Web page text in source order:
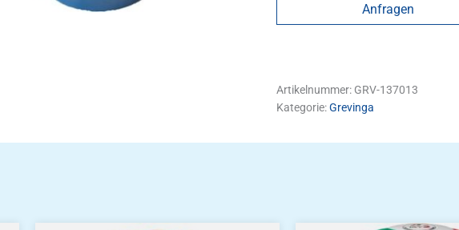
Anfragen
Artikelnummer: GRV-137013
Kategorie:Grevinga